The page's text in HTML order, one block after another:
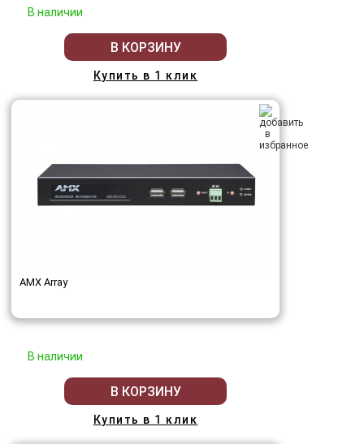
В наличии
В КОРЗИНУ
Купить в 1 клик
AMX Array
В наличии
В КОРЗИНУ
Купить в 1 клик